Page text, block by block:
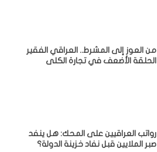
من العوز إلى المشرط.. العراقي الفقير
الحلقة الأضعف في تجارة الكلى
رواتب العراقيين على المحك: هل ينفد
صبر الملايين قبل نفاد خزينة الدولة؟